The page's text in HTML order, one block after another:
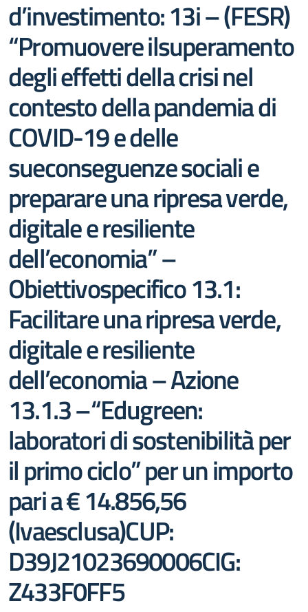
d’investimento: 13i – (FESR)
“Promuovere ilsuperamento
degli effetti della crisi nel
contesto della pandemia di
COVID-19 e delle
sueconseguenze sociali e
preparare una ripresa verde,
digitale e resiliente
dell’economia” –
Obiettivospecifico 13.1:
Facilitare una ripresa verde,
digitale e resiliente
dell’economia – Azione
13.1.3 –“Edugreen:
laboratori di sostenibilità per
il primo ciclo” per un importo
pari a € 14.856,56
(Ivaesclusa)CUP:
D39J21023690006CIG:
Z433F0FF5